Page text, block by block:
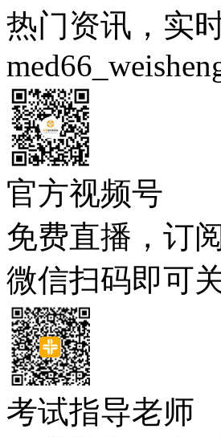
热门资讯，实
官方视频号
免费直播，订
微信扫码即可
考试指导老师